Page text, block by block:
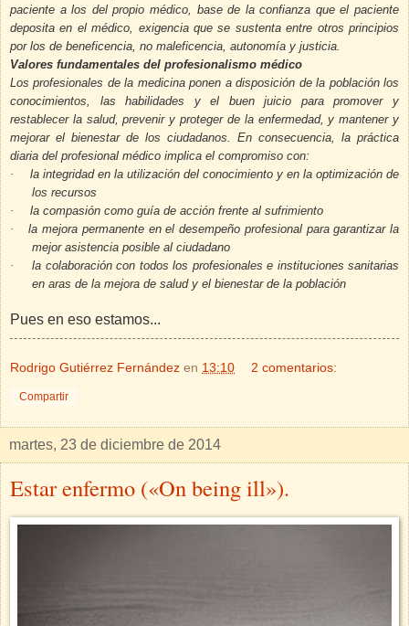
paciente a los del propio médico, base de la confianza que el paciente
deposita en el médico, exigencia que se sustenta entre otros principios
por los de beneficencia, no maleficencia, autonomía y justicia.
Valores fundamentales del profesionalismo médico
Los profesionales de la medicina ponen a disposición de la población los
conocimientos, las habilidades y el buen juicio para promover y
restablecer la salud, prevenir y proteger de la enfermedad, y mantener y
mejorar el bienestar de los ciudadanos. En consecuencia, la práctica
diaria del profesional médico implica el compromiso con:
·
la integridad en la utilización del conocimiento y en la optimización de
los recursos
·
la compasión como guía de acción frente al sufrimiento
·
la mejora permanente en el desempeño profesional para garantizar la
mejor asistencia posible al ciudadano
·
la colaboración con todos los profesionales e instituciones sanitarias
en aras de la mejora de salud y el bienestar de la población
Pues en eso estamos...
Rodrigo Gutiérrez Fernández en 13:10 2 comentarios:
Compartir
martes, 23 de diciembre de 2014
Estar enfermo («On being ill»).